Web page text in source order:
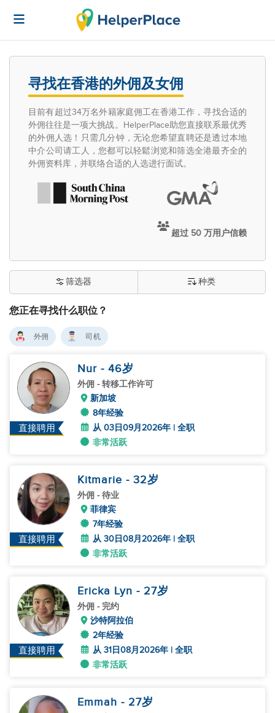
寻找在香港的外佣及女佣
目前有超过34万名外籍家庭佣工在香港工作，寻找合适的
外佣往往是一项大挑战。HelperPlace助您直接联系最优秀
的外佣人选！只需几分钟，无论您希望直聘还是透过本地
中介公司请工人，您都可以轻鬆浏览和筛选全港最齐全的
外佣资料库，并联络合适的人选进行面试。
超过 50 万用户信赖
您正在寻找什么职位？
筛选器 种类
外佣 司机
直接聘用
Nur - 46岁
外佣 - 转移工作许可
新加坡
8年经验
从 03日09月2026年 | 全职
非常活跃
直接聘用
Kitmarie - 32岁
外佣 - 待业
菲律宾
7年经验
从 30日08月2026年 | 全职
非常活跃
直接聘用
Ericka Lyn - 27岁
外佣 - 完约
沙特阿拉伯
2年经验
从 31日08月2026年 | 全职
非常活跃
Emmah - 27岁